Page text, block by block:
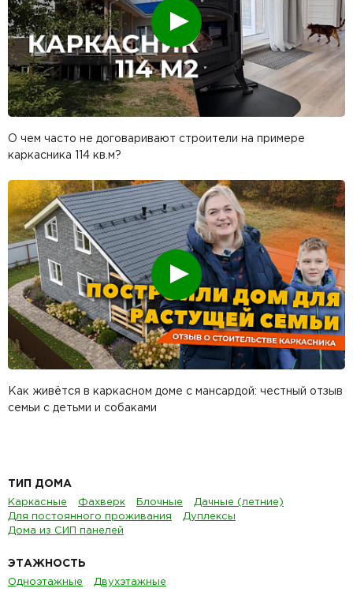
Смотреть
О чем часто не договаривают строители на примере
каркасника 114 кв.м?
Смотреть
Как живётся в каркасном доме с мансардой: честный отзыв
семьи с детьми и собаками
ТИП ДОМА
Каркасные Фахверк Блочные
Дачные (летние)
Для постоянного проживания
Дуплексы
Дома из СИП панелей
ЭТАЖНОСТЬ
Одноэтажные Двухэтажные